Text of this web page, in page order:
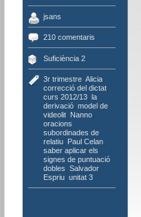
jsans
210 comentaris
Suficiència 2
3r trimestre, Alicia,
correcció del dictat,
curs 2012/13, la
derivació, model de
videolit, Nanno,
oracions
subordinades de
relatiu, Paul Celan,
saber aplicar els
signes de puntuació
dobles Salvador
Espriu, unitat 3